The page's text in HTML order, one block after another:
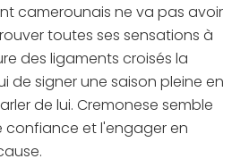
camerounais ne va pas avoir
toutes ses sensations à
des ligaments croisés la
de signer une saison pleine en
de lui. Cremonese semble
confiance et l'engager en